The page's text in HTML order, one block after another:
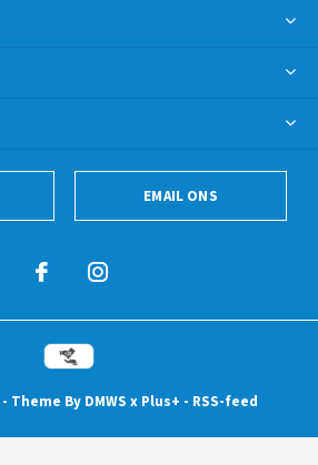
EMAIL ONS
- Theme By DMWS x Plus+ - RSS-feed